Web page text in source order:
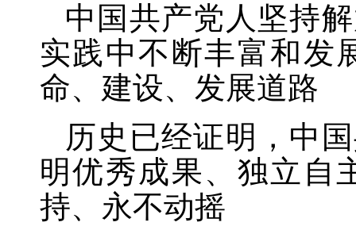
中国共产党人坚持
实践中不断丰富和发
命、建设、发展道路
历史已经证明，中
明优秀成果、独立自
持、永不动摇